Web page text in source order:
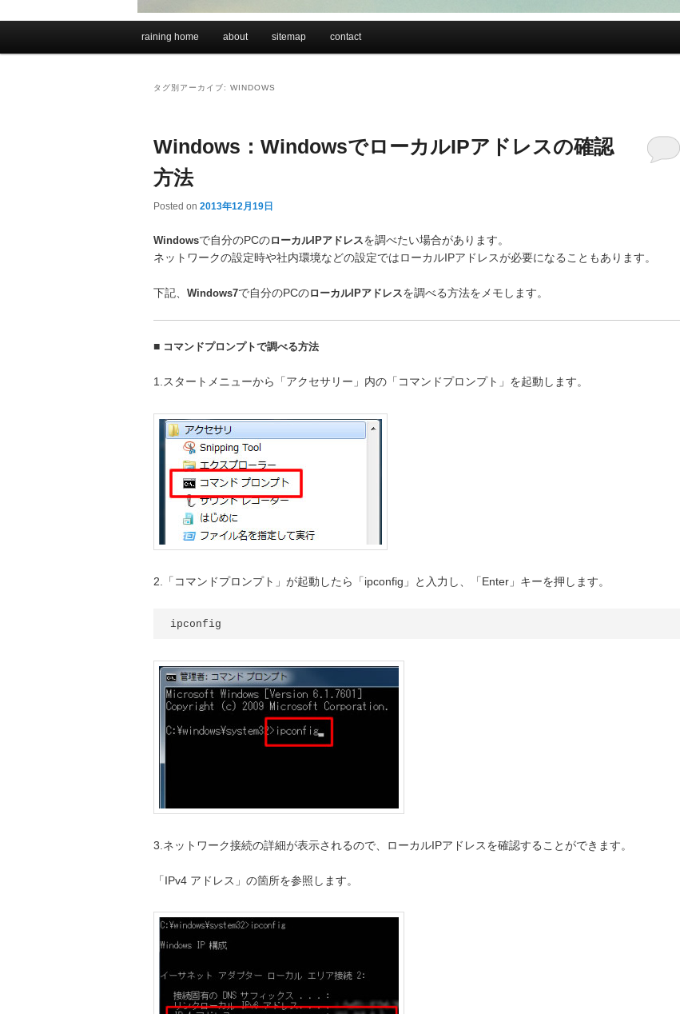
メインメニュー
メインコンテンツへ移動
サブコンテンツへ移動
raining home about sitemap contact
タグ別アーカイブ: WINDOWS
Windows：WindowsでローカルIPアドレスの確認
方法
Posted on 2013年12月19日
Windowsで自分のPCのローカルIPアドレスを調べたい場合があります。
ネットワークの設定時や社内環境などの設定ではローカルIPアドレスが必要になることもあります。
下記、 Windows7で自分のPCのローカルIPアドレスを調べる方法をメモします。
■ コマンドプロンプトで調べる方法
1.スタートメニューから「アクセサリー」内の「コマンドプロンプト」を起動します。
2.「コマンドプロンプト」が起動したら「ipconfig」と入力し、「Enter」キーを押します。
3.ネットワーク接続の詳細が表示されるので、ローカルIPアドレスを確認することができます。
「IPv4 アドレス」の箇所を参照します。